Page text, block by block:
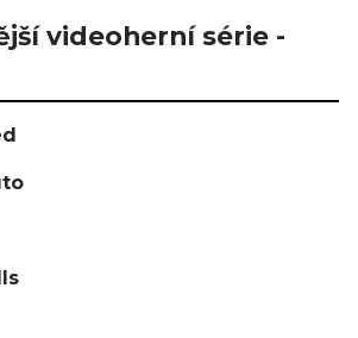
videoherní série -